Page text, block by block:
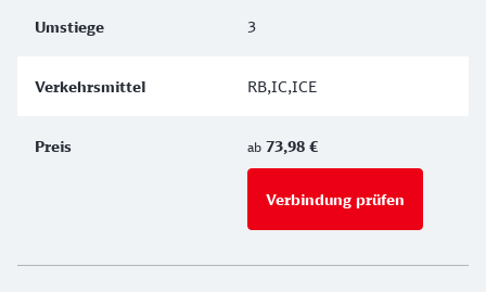
3
RB,IC,ICE
ab 73,98 €
Verbindung prüfen